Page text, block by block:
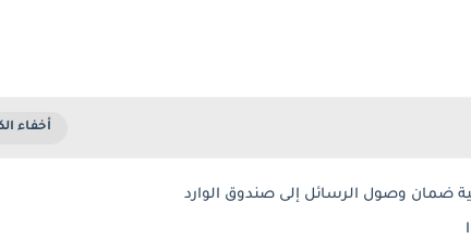
ضمان وصول الرسائل إلى صندوق الوارد